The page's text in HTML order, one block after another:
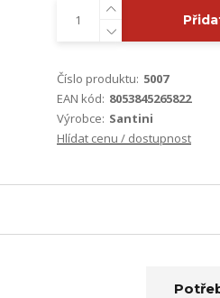
Číslo produktu: 5007
EAN kód: 8053845265822
Výrobce: Santini
Hlídat cenu / dostupnost